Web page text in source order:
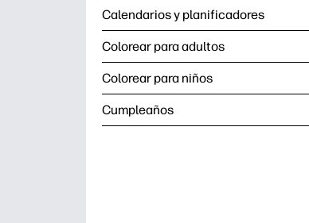
Calendarios y planificadores
Colorear para adultos
Colorear para niños
Cumpleaños